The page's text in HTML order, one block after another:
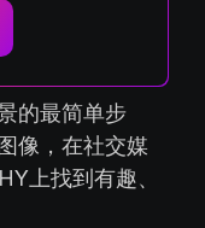
的最简单步
像，在社交媒
上找到有趣、